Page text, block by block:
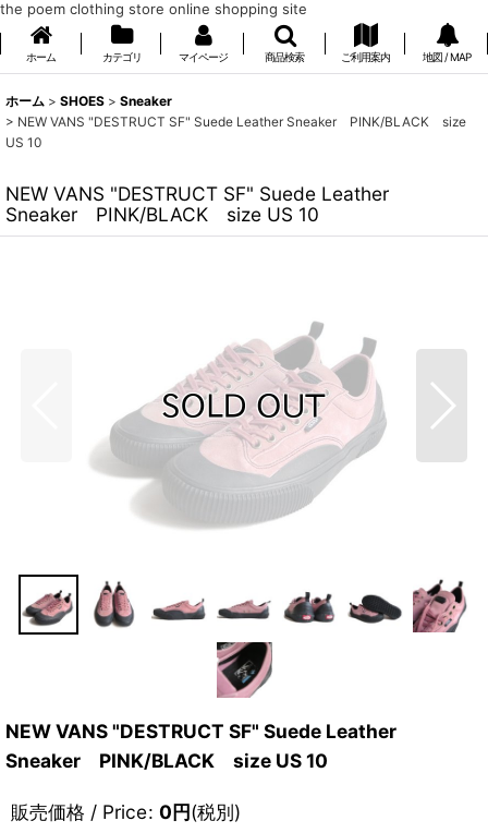
the poem clothing store online shopping site
ホーム カテゴリ マイページ 商品検索 ご利用案内 地図 / MAP
ホーム > SHOES > Sneaker
> NEW VANS "DESTRUCT SF" Suede Leather Sneaker PINK/BLACK size
US 10
NEW VANS "DESTRUCT SF" Suede Leather
Sneaker PINK/BLACK size US 10
NEW VANS "DESTRUCT SF" Suede Leather
Sneaker PINK/BLACK size US 10
販売価格 / Price: 0円(税別)